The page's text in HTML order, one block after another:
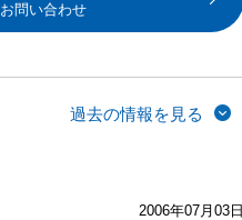
お問い合わせ
過去の情報を見る
2006年07月03日